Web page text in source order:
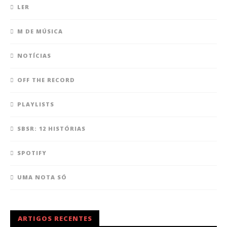
LER
M DE MÚSICA
NOTÍCIAS
OFF THE RECORD
PLAYLISTS
SBSR: 12 HISTÓRIAS
SPOTIFY
UMA NOTA SÓ
ARTIGOS RECENTES